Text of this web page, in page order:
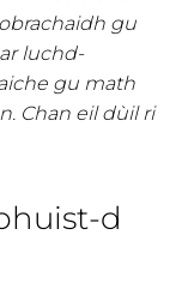
gu
luchd-
gu math
Chan eil dùil ri
d